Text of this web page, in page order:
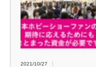
2021/10/27